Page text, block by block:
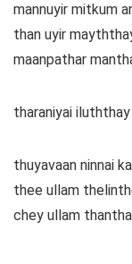
mannuyir mitkum
than uyir
maanpathar
tharaniyai
thuyavaan ninnai
thee ullam
chey ullam